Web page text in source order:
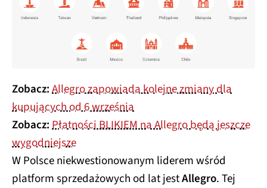
Zobacz:Allegro zapowiada kolejne zmiany dla
kupujących od 6 września
Zobacz:Płatności BLIKIEM na Allegro będą jeszcze
wygodniejsze
W Polsce niekwestionowanym liderem wśród
platform sprzedażowych od lat jestAllegro. Tej